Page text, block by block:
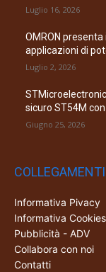
Luglio 16, 2026
OMRON presenta
applicazioni di
Luglio 2, 2026
sicuro ST54M
Giugno 25, 2026
COLLEGAMENTI
Informativa Pivacy
Informativa Cookies
Pubblicità - ADV
Collabora con noi
Contatti